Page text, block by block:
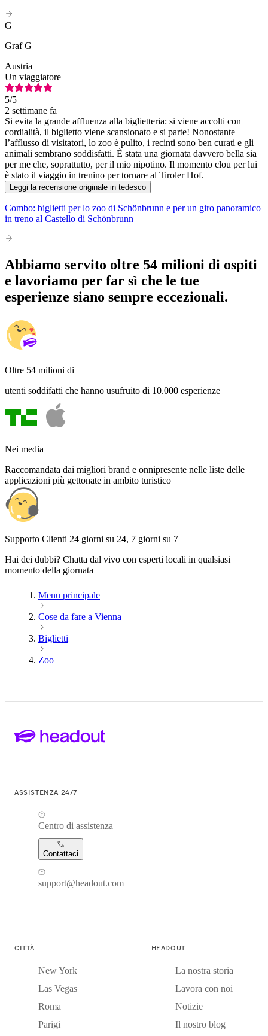
G
Graf G
Austria
Un viaggiatore
5/5
2 settimane fa
Si evita la grande affluenza alla biglietteria: si viene accolti con
cordialità, il biglietto viene scansionato e si parte! Nonostante
l’afflusso di visitatori, lo zoo è pulito, i recinti sono ben curati e gli
animali sembrano soddisfatti. È stata una giornata davvero bella sia
per me che, soprattutto, per il mio nipotino. Il momento clou per lui
è stato il viaggio in trenino per tornare al Tiroler Hof.
Leggi la recensione originale in tedesco
Combo: biglietti per lo zoo di Schönbrunn e per un giro panoramico
in treno al Castello di Schönbrunn
Abbiamo servito oltre 54 milioni di ospiti
e lavoriamo per far sì che le tue
esperienze siano sempre eccezionali.
Oltre 54 milioni di
utenti soddifatti che hanno usufruito di 10.000 esperienze
Nei media
Raccomandata dai migliori brand e onnipresente nelle liste delle
applicazioni più gettonate in ambito turistico
Supporto Clienti 24 giorni su 24, 7 giorni su 7
Hai dei dubbi? Chatta dal vivo con esperti locali in qualsiasi
momento della giornata
Menu principale
Cose da fare a Vienna
Biglietti
Zoo
ASSISTENZA 24/7
Centro di assistenza
Contattaci
support@headout.com
CITTÀ
New York
Las Vegas
Roma
Parigi
HEADOUT
La nostra storia
Lavora con noi
Notizie
Il nostro blog